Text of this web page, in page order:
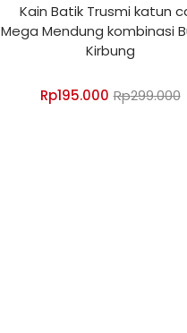
Kain Batik Trusmi katun
Mega Mendung kombinasi
Kirbung
Rp195.000 Rp299.000